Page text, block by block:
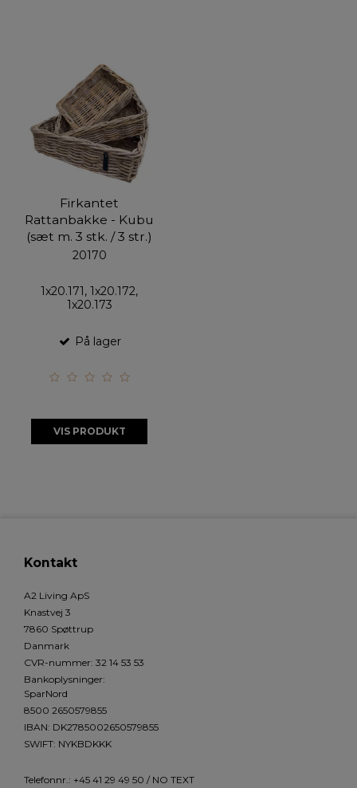
Firkantet
Rattanbakke - Kubu
(sæt m. 3 stk. / 3 str.)
20170
1x20.171, 1x20.172,
1x20.173
På lager
VIS PRODUKT
Kontakt
A2 Living ApS
Knastvej 3
7860 Spøttrup
Danmark
CVR-nummer: 32 14 53 53
Bankoplysninger:
SparNord
8500 2650579855
IBAN: DK2785002650579855
SWIFT: NYKBDKKK
Telefonnr.: +45 41 29 49 50 / NO TEXT